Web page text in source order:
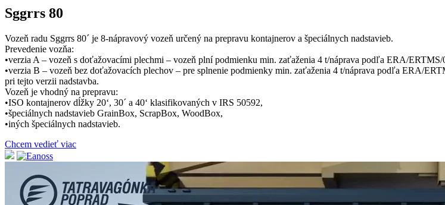
Sggrrs 80
Vozeň radu Sggrrs 80´ je 8-nápravový vozeň určený na prepravu kontajnerov a špeciálnych nadstavieb.
Prevedenie vozňa:
•verzia A – vozeň s doťažovacími plechmi – vozeň plní podmienku min. zaťaženia 4 t/náprava podľa ERA/ERTMS/
•verzia B – vozeň bez doťažovacích plechov – pre splnenie podmienky min. zaťaženia 4 t/náprava podľa ERA/
pri tejto verzii nadstavba.
Vozeň je vhodný na prepravu:
•ISO kontajnerov dĺžky 20‘, 30´ a 40‘ klasifikovaných v IRS 50592,
•špeciálnych nadstavieb GrainBox, ScrapBox, WoodBox,
•iných špeciálnych nadstavieb.
Chcem vedieť viac